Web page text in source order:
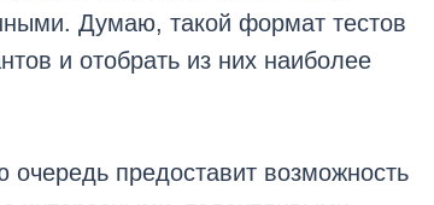
Думаю, такой формат тестов
и отобрать из них наиболее
предоставит возможность